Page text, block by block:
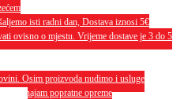
isti radni dan, Dostava iznosi 5€
ovisno o mjestu. Vrijeme dostave je 3 do 5
Osim proizvoda nudimo i usluge
te najam popratne opreme